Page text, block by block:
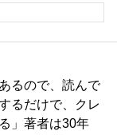
るので、読んで
るだけで、クレ
」著者は30年